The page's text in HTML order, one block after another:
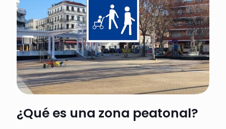
¿Qué es una zona peatonal?